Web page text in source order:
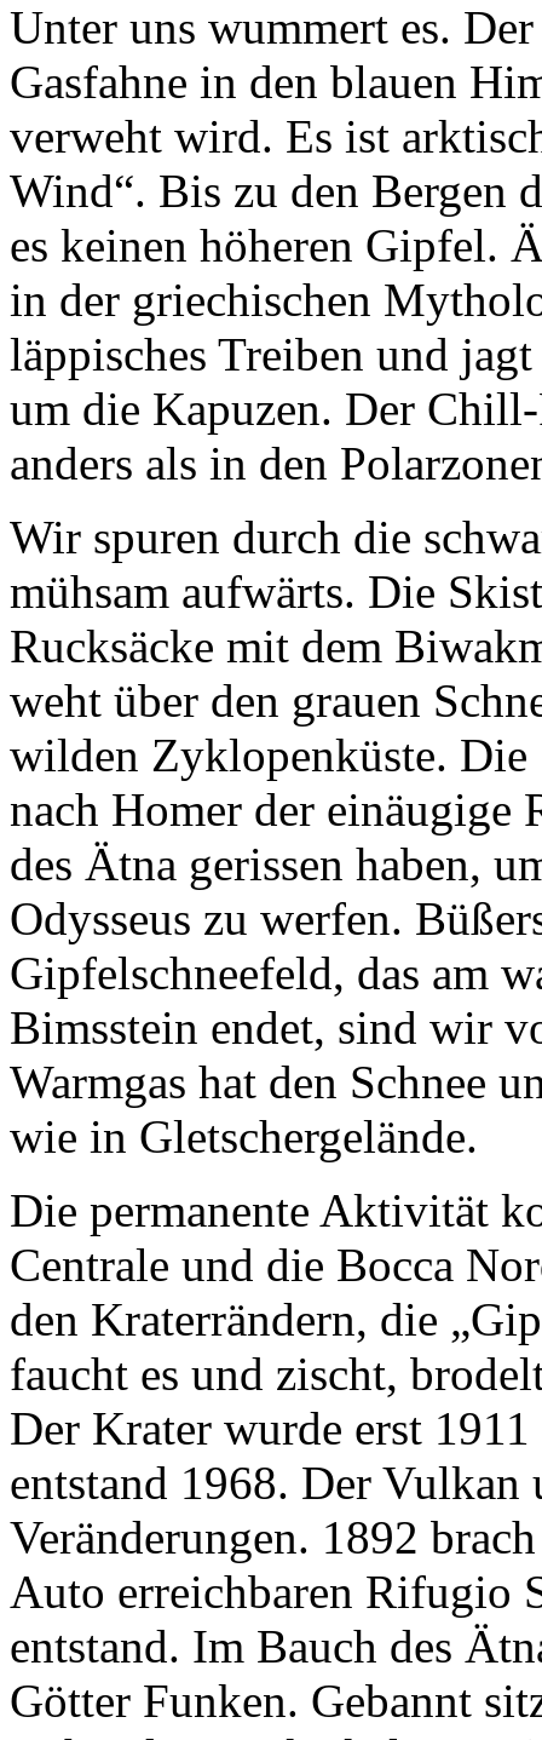
Unter uns wummert es.
Gasfahne in den blauen
verweht wird. Es ist
Wind“. Bis zu den Bergen
es keinen höheren Gipfel.
in der griechischen
läppisches Treiben und
um die Kapuzen. Der
anders als in den
Wir spuren durch die
mühsam aufwärts. Die
Rucksäcke mit dem
weht über den grauen
wilden Zyklopenküste.
nach Homer der einäugige
des Ätna gerissen haben,
Odysseus zu werfen.
Gipfelschneefeld, das am
Bimsstein endet, sind wir
Warmgas hat den Schnee
wie in Gletschergelände.
Die permanente Aktivität
Centrale und die Bocca
den Kraterrändern, die
faucht es und zischt,
Der Krater wurde erst
entstand 1968. Der Vulkan
Veränderungen. 1892
Auto erreichbaren Rifugio
entstand. Im Bauch des
Götter Funken. Gebannt